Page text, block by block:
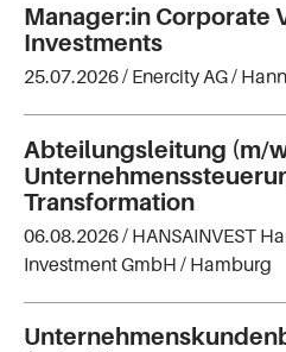
Manager:in Corporate
Investments
25.07.2026 / Enercity AG/
Abteilungsleitung (m/
Transformation
06.08.2026 / HANSAINVEST
Investment GmbH / Hamburg